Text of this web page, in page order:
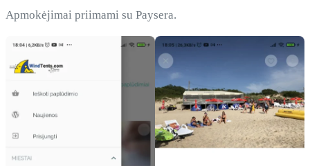
Apmokėjimai priimami su Paysera.